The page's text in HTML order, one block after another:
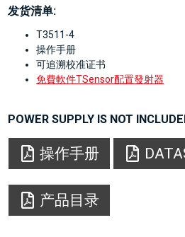
发货清单:
T3511-4
操作手册
可追溯校准证书
免費軟件TSensor配置發射器
POWER SUPPLY IS NOT
操作手册
产品目录